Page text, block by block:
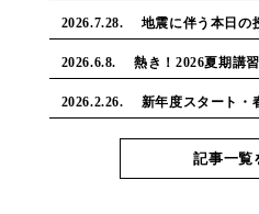
2026.7.28. 地震に伴う本日の
2026.6.8. 熱き！2026夏期講習
2026.2.26. 新年度スタート・
記事一覧